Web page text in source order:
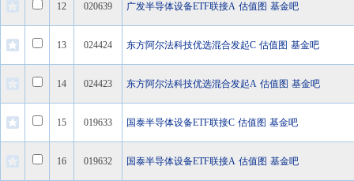
12 020639 广发半导体设备ETF联接A 估值图 基金吧
13 024424 东方阿尔法科技优选混合发起C 估值图 基金吧
14 024423 东方阿尔法科技优选混合发起A 估值图 基金吧
15 019633 国泰半导体设备ETF联接C 估值图 基金吧
16 019632 国泰半导体设备ETF联接A 估值图 基金吧